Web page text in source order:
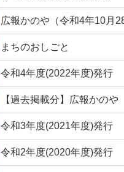
広報かのや（令和4年10月
まちのおしごと
令和4年度(2022年度)発行
【過去掲載分】広報かのや
令和3年度(2021年度)発行
令和2年度(2020年度)発行